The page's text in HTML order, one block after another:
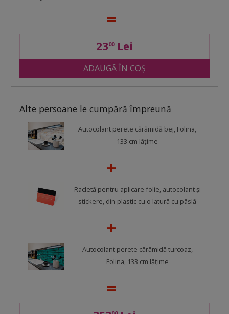
2300Lei
ADAUGĂ ÎN COȘ
Alte persoane le cumpără împreună
Autocolant perete cărămidă bej, Folina,
133 cm lăţime
Racletă pentru aplicare folie, autocolant şi
stickere, din plastic cu o latură cu pâslă
Autocolant perete cărămidă turcoaz,
Folina, 133 cm lăţime